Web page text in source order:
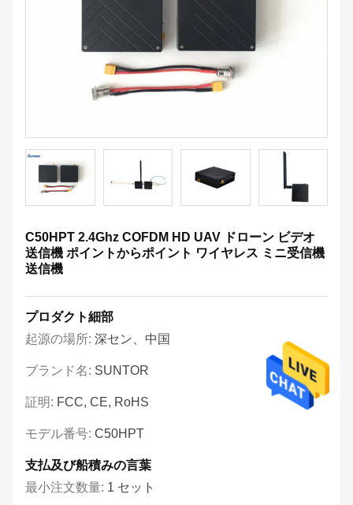
C50HPT 2.4Ghz COFDM HD UAV ドローン ビデオ
送信機 ポイントからポイント ワイヤレス ミニ受信機
送信機
プロダクト細部
起源の場所: 深セン、中国
ブランド名: SUNTOR
証明: FCC, CE, RoHS
モデル番号: C50HPT
支払及び船積みの言葉
最小注文数量: 1 セット